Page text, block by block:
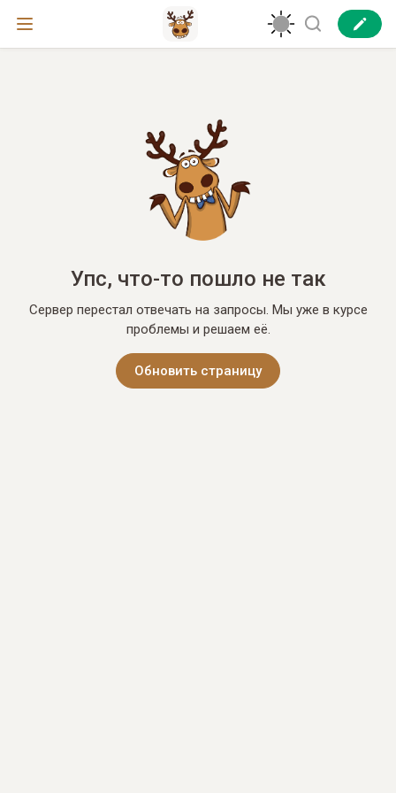
Упс, что-то пошло не так
Сервер перестал отвечать на запросы. Мы уже в курсе
проблемы и решаем её.
Обновить страницу